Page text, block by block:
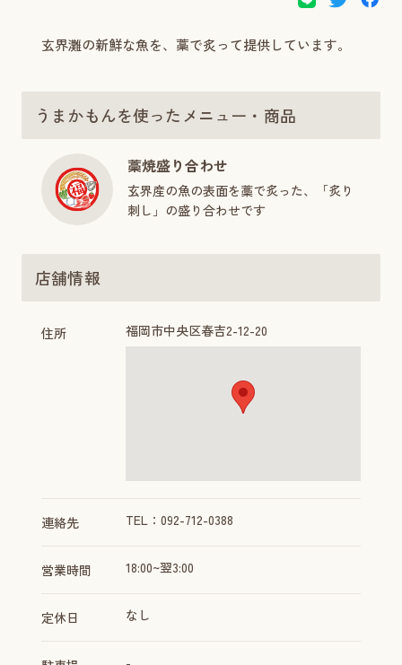
玄界灘の新鮮な魚を、藁で炙って提供しています。
うまかもんを使ったメニュー・商品
藁焼盛り合わせ
玄界産の魚の表面を藁で炙った、「炙り
刺し」の盛り合わせです
店舗情報
住所 福岡市中央区春吉2-12-20
連絡先 TEL：092-712-0388
営業時間 18:00~翌3:00
定休日 なし